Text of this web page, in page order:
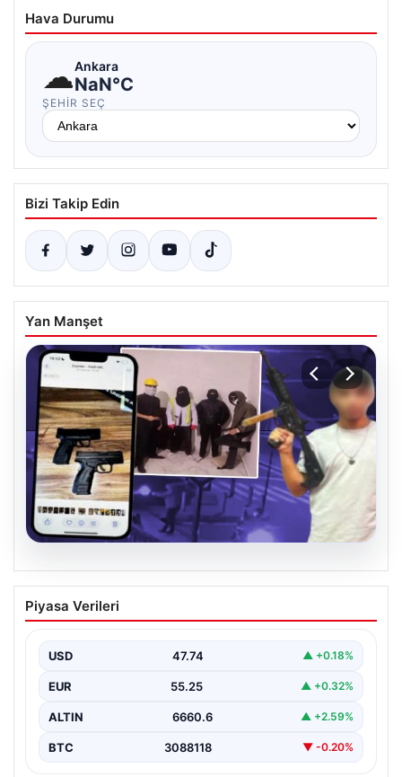
Hava Durumu
☁Ankara
NaN°C
ŞEHIR SEÇ
Bizi Takip Edin
Yan Manşet
Casperlar çetesine yeni iddianame
Piyasa Verileri
USD 47.74 ▲ +0.18%
EUR 55.25 ▲ +0.32%
ALTIN 6660.6 ▲ +2.59%
BTC 3088118 ▼ -0.20%